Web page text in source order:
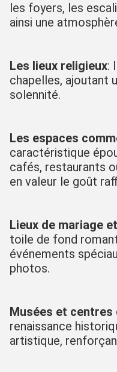
les foyers, les
ainsi une
Les lieux religieux:
chapelles, ajoutant
solennité.
Les espaces
caractéristique
cafés, restaurants
en valeur le goût
Lieux de mariage
toile de fond
événements
photos.
Musées et centres
renaissance
artistique,